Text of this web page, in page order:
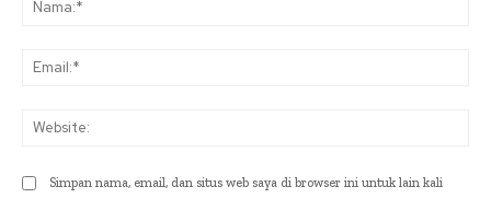
Simpan nama, email, dan situs web saya di browser ini untuk lain kali